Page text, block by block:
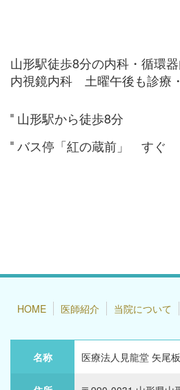
山形駅徒歩8分の内科・循環
内視鏡内科 土曜午後も診療
山形駅から徒歩8分
バス停「紅の蔵前」 すぐ
HOME 医師紹介 当院について
名称 医療法人見龍堂 矢尾